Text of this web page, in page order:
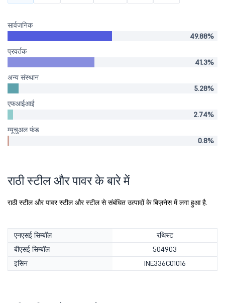
सार्वजनिक
49.88%
प्रवर्तक
41.3%
अन्य संस्थान
5.28%
एफआईआई
2.74%
म्यूचुअल फंड
0.8%
राठी स्टील और पावर के बारे में
राठी स्टील और पावर स्टील और स्टील से संबंधित उत्पादों के बिज़नेस में लगा हुआ है.
एनएसई सिम्बॉल
रथिस्ट
बीएसई सिम्बॉल
504903
इसिन
INE336C01016